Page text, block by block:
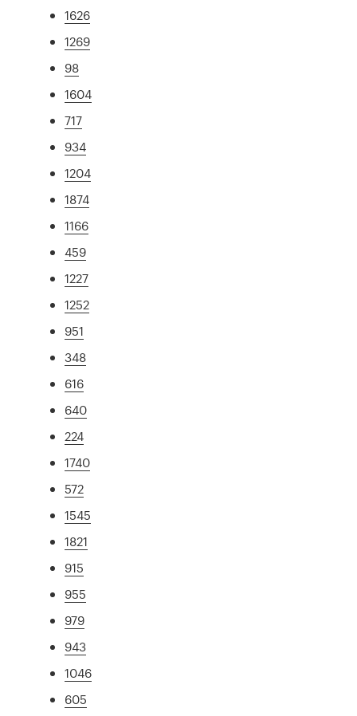
1626
1269
98
1604
717
934
1204
1874
1166
459
1227
1252
951
348
616
640
224
1740
572
1545
1821
915
955
979
943
1046
605